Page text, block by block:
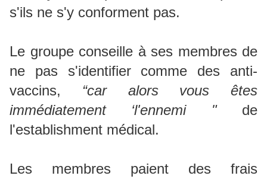
s'ils ne s'y conforment pas.
Le groupe conseille à ses membres de
ne pas s'identifier comme des anti-
vaccins, “car alors vous êtes
immédiatement ‘l'ennemi "de
l'establishment médical.
Les membres paient des frais